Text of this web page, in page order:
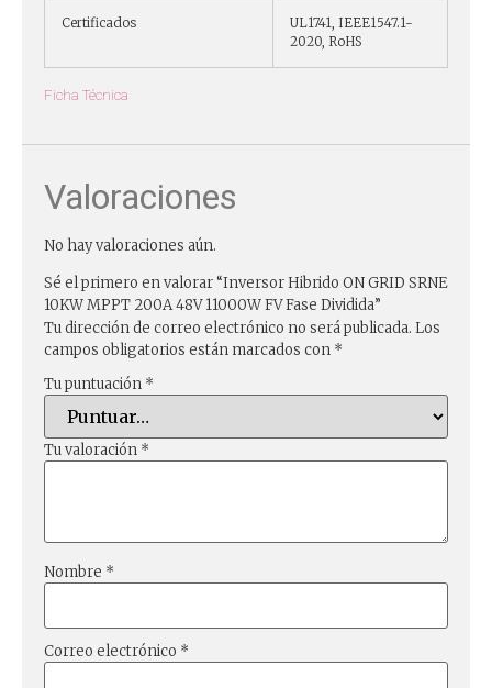
Certificados
UL1741, IEEE1547.1-
2020, RoHS
Ficha Técnica
Valoraciones
No hay valoraciones aún.
Sé el primero en valorar “Inversor Hibrido ON GRID SRNE
10KW MPPT 200A 48V 11000W FV Fase Dividida”
Tu dirección de correo electrónico no será publicada. Los
campos obligatorios están marcados con *
Tu puntuación *
Tu valoración *
Nombre *
Correo electrónico *